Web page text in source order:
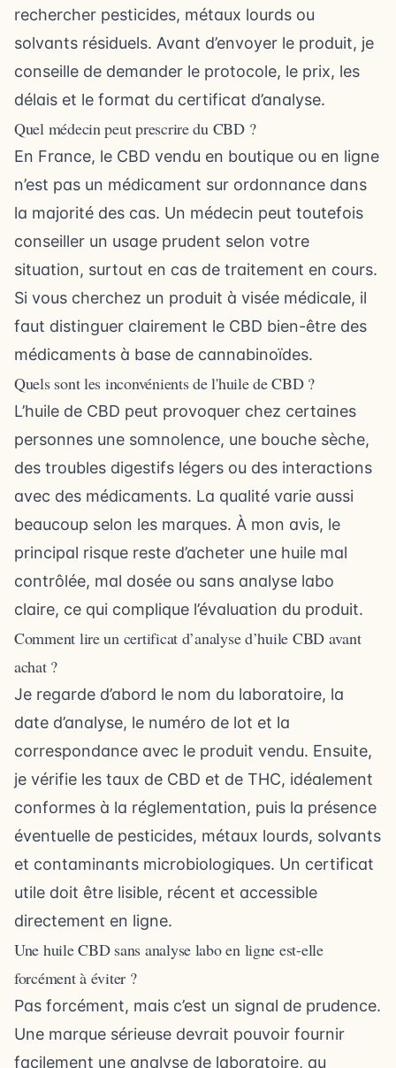
rechercher pesticides, métaux lourds ou
solvants résiduels. Avant d’envoyer le produit, je
conseille de demander le protocole, le prix, les
délais et le format du certificat d’analyse.
Quel médecin peut prescrire du CBD ?
En France, le CBD vendu en boutique ou en ligne
n’est pas un médicament sur ordonnance dans
la majorité des cas. Un médecin peut toutefois
conseiller un usage prudent selon votre
situation, surtout en cas de traitement en cours.
Si vous cherchez un produit à visée médicale, il
faut distinguer clairement le CBD bien-être des
médicaments à base de cannabinoïdes.
Quels sont les inconvénients de l'huile de CBD ?
L’huile de CBD peut provoquer chez certaines
personnes une somnolence, une bouche sèche,
des troubles digestifs légers ou des interactions
avec des médicaments. La qualité varie aussi
beaucoup selon les marques. À mon avis, le
principal risque reste d’acheter une huile mal
contrôlée, mal dosée ou sans analyse labo
claire, ce qui complique l’évaluation du produit.
Comment lire un certificat d’analyse d’huile CBD avant
achat ?
Je regarde d’abord le nom du laboratoire, la
date d’analyse, le numéro de lot et la
correspondance avec le produit vendu. Ensuite,
je vérifie les taux de CBD et de THC, idéalement
conformes à la réglementation, puis la présence
éventuelle de pesticides, métaux lourds, solvants
et contaminants microbiologiques. Un certificat
utile doit être lisible, récent et accessible
directement en ligne.
Une huile CBD sans analyse labo en ligne est-elle
forcément à éviter ?
Pas forcément, mais c’est un signal de prudence.
Une marque sérieuse devrait pouvoir fournir
facilement une analyse de laboratoire, au